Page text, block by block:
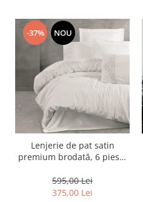
-37% NOU
Lenjerie de pat satin
premium brodată, 6 piese,
Genny - White
595,00 Lei
375,00 Lei